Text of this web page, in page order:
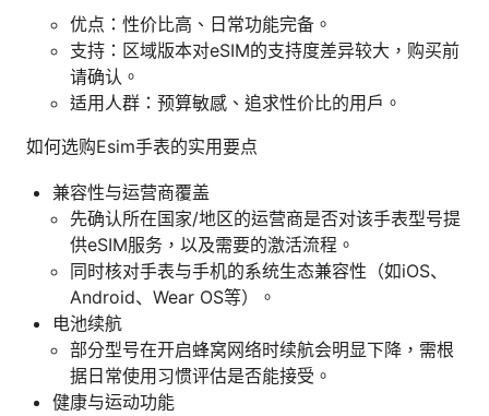
优点：性价比高、日常功能完备。
支持：区域版本对eSIM的支持度差异较大，购买前
请确认。
适用人群：预算敏感、追求性价比的用户。
如何选购Esim手表的实用要点
兼容性与运营商覆盖
先确认所在国家/地区的运营商是否对该手表型号提
供eSIM服务，以及需要的激活流程。
同时核对手表与手机的系统生态兼容性（如iOS、
Android、Wear OS等）。
电池续航
部分型号在开启蜂窝网络时续航会明显下降，需根
据日常使用习惯评估是否能接受。
健康与运动功能